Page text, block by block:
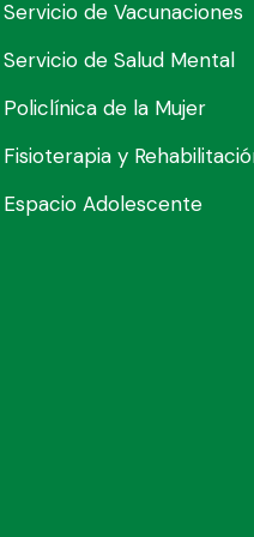
Servicio de Vacunaciones
Servicio de Salud Mental
Policlínica de la Mujer
Fisioterapia y
Espacio Adolescente